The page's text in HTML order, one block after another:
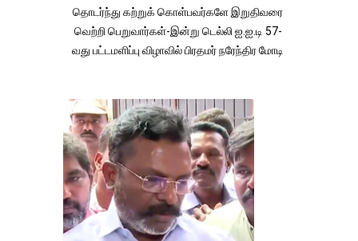
தொடர்ந்து கற்றுக் கொள்பவர்களே இறுதிவரை
வெற்றி பெறுவார்கள்-இன்று டெல்லி ஐ.ஐ.டி 57-
வது பட்டமளிப்பு விழாவில் பிரதமர் நரேந்திர மோடி